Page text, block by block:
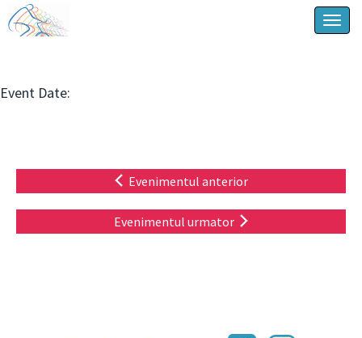
Event Date:
Evenimentul anterior
Evenimentul urmator